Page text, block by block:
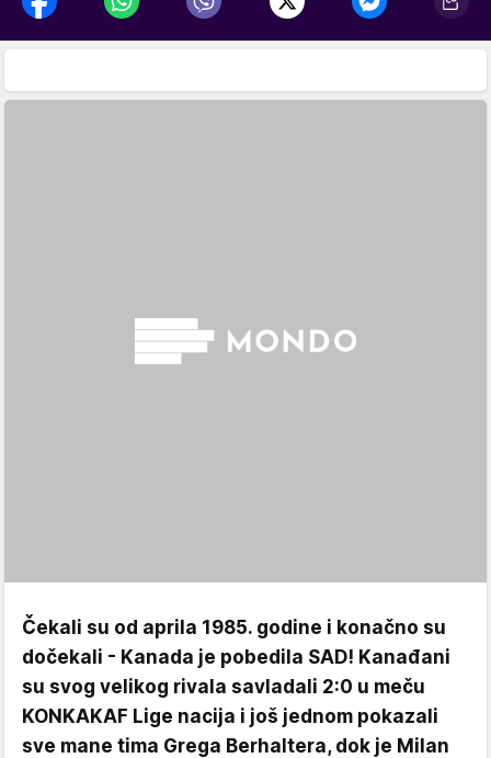
Čekali su od aprila 1985. godine i konačno su
dočekali - Kanada je pobedila SAD! Kanađani
su svog velikog rivala savladali 2:0 u meču
KONKAKAF Lige nacija i još jednom pokazali
sve mane tima Grega Berhaltera, dok je Milan